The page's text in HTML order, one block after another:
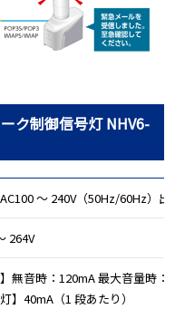
ク制御信号灯 NHV6-
～ 240V（50Hz/60Hz）出
264V
】無音時：120mA 最大音量時：
灯】40mA（1 段あたり）